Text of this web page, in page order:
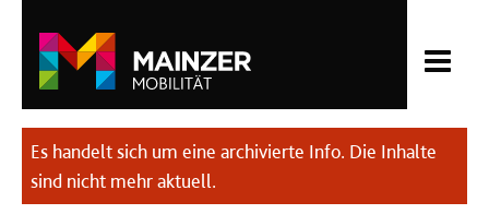
Es handelt sich um eine archivierte Info. Die Inhalte
sind nicht mehr aktuell.